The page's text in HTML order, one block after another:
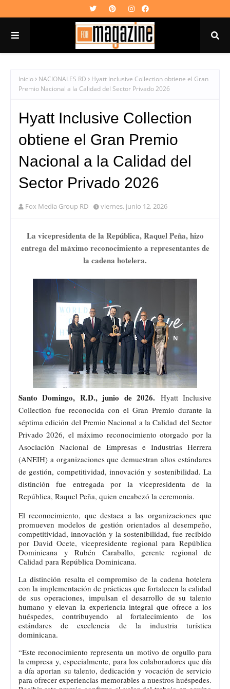
Inicio NACIONALES RD
Hyatt Inclusive Collection obtiene el Gran
Premio Nacional a la Calidad del Sector Privado 2026
Hyatt Inclusive Collection
obtiene el Gran Premio
Nacional a la Calidad del
Sector Privado 2026
Fox Media Group RD viernes, junio 12, 2026
La vicepresidenta de la República, Raquel Peña, hizo
entrega del máximo reconocimiento a representantes de
la cadena hotelera.
Santo Domingo, R.D., junio de 2026. Hyatt Inclusive
Collection fue reconocida con el Gran Premio durante la
séptima edición del Premio Nacional a la Calidad del Sector
Privado 2026, el máximo reconocimiento otorgado por la
Asociación Nacional de Empresas e Industrias Herrera
(ANEIH) a organizaciones que demuestran altos estándares
de gestión, competitividad, innovación y sostenibilidad. La
distinción fue entregada por la vicepresidenta de la
República, Raquel Peña, quien encabezó la ceremonia.
El reconocimiento, que destaca a las organizaciones que
promueven modelos de gestión orientados al desempeño,
competitividad, innovación y la sostenibilidad, fue recibido
por David Ocete, vicepresidente regional para República
Dominicana y Rubén Caraballo, gerente regional de
Calidad para República Dominicana.
La distinción resalta el compromiso de la cadena hotelera
con la implementación de prácticas que fortalecen la calidad
de sus operaciones, impulsan el desarrollo de su talento
humano y elevan la experiencia integral que ofrece a los
huéspedes, contribuyendo al fortalecimiento de los
estándares de excelencia de la industria turística
dominicana.
“Este reconocimiento representa un motivo de orgullo para
la empresa y, especialmente, para los colaboradores que día
a día aportan su talento, dedicación y vocación de servicio
para ofrecer experiencias memorables a nuestros huéspedes.